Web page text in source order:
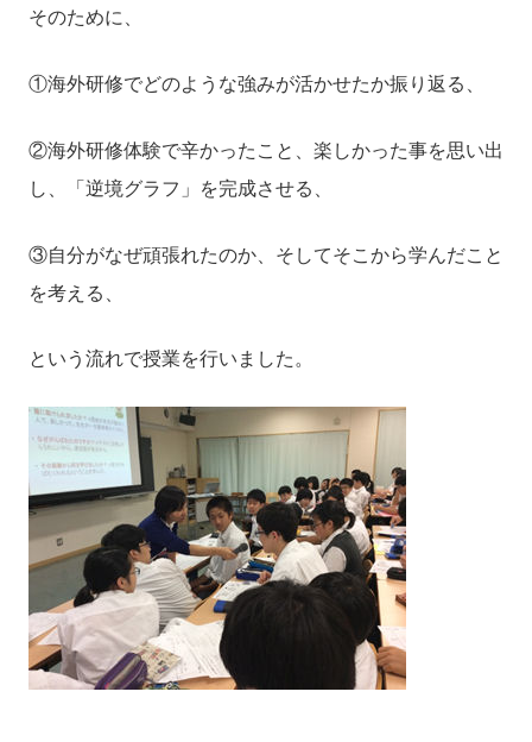
そのために、
①海外研修でどのような強みが活かせたか振り返る、
②海外研修体験で辛かったこと、楽しかった事を思い出
し、「逆境グラフ」を完成させる、
③自分がなぜ頑張れたのか、そしてそこから学んだこと
を考える、
という流れで授業を行いました。